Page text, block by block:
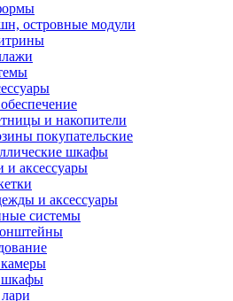
островные модули
и накопители
покупательские
шкафы
и аксессуары
и аксессуары
системы
шкафы